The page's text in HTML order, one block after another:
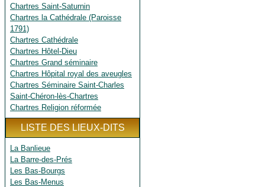
Chartres Saint-Saturnin
Chartres la Cathédrale (Paroisse
1791)
Chartres Cathédrale
Chartres Hôtel-Dieu
Chartres Grand séminaire
Chartres Hôpital royal des aveugles
Chartres Séminaire Saint-Charles
Saint-Chéron-lès-Chartres
Chartres Religion réformée
LISTE DES LIEUX-DITS
La Banlieue
La Barre-des-Prés
Les Bas-Bourgs
Les Bas-Menus